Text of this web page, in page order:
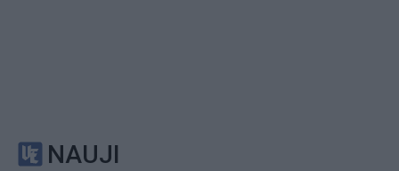
NAUJI